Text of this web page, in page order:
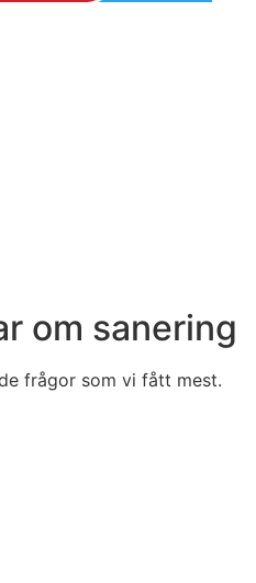
om sanering
frågor som vi fått mest.